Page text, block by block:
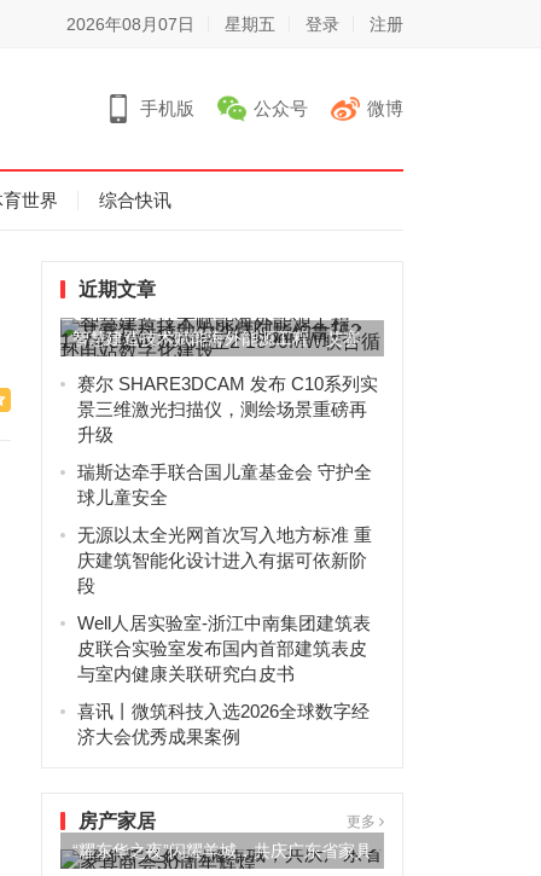
2026年08月07日 星期五 登录 注册
手机版 公众号 微博
世界 综合快讯
近期文章
智慧建造技术赋能海外能源工程，艾赛
克科技助力沙特阿拉伯鲁玛2...
赛尔 SHARE3DCAM 发布 C10系列实
景三维激光扫描仪，测绘场景重磅再
升级
瑞斯达牵手联合国儿童基金会 守护全
球儿童安全
无源以太全光网首次写入地方标准 重
庆建筑智能化设计进入有据可依新阶
段
Well人居实验室-浙江中南集团建筑表
皮联合实验室发布国内首部建筑表皮
与室内健康关联研究白皮书
喜讯丨微筑科技入选2026全球数字经
济大会优秀成果案例
房产家居 更多
“耀东华之夜”闪耀羊城，共庆广东省家具